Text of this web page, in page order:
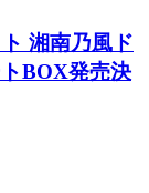
湘南乃風ド
BOX発売決